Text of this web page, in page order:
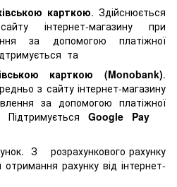
карткою. Здійснюється
інтернет-магазину при
за допомогою платіжної
та
карткою (Monobank).
з сайту інтернет-магазину
за допомогою платіжної
Підтримується Google Pay
З розрахункового рахунку
рахунку від інтернет-